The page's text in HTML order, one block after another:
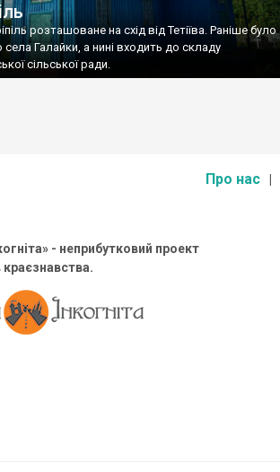
розташоване на схід від Тетіїва. Раніше було
Галайки, а нині входить до складу
сільської ради.
Про нас
- неприбутковий проект
краєзнавства.